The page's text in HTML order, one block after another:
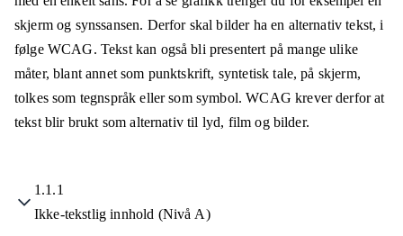
skjerm og synssansen. Derfor skal bilder ha en alternativ tekst, i
følge WCAG. Tekst kan også bli presentert på mange ulike
måter, blant annet som punktskrift, syntetisk tale, på skjerm,
tolkes som tegnspråk eller som symbol. WCAG krever derfor at
tekst blir brukt som alternativ til lyd, film og bilder.
1.1.1
Ikke-tekstlig innhold (Nivå A)